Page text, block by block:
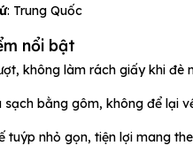
: Trung Quốc
nổi bật
không làm rách giấy khi đè
sạch bằng gôm, không để lại
tuýp nhỏ gọn, tiện lợi mang